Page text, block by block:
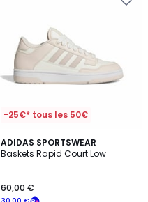
-25€* tous les 50€
ADIDAS SPORTSWEAR
Baskets Rapid Court Low
60,00 €
4,7
/ 5
4
Couleurs